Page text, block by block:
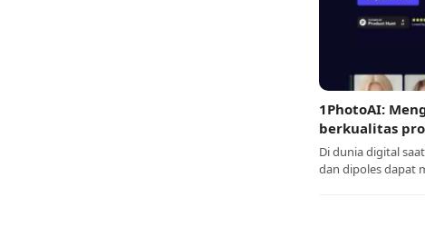
1PhotoAI:
berkualitas
Di dunia digital
dan dipoles dapat